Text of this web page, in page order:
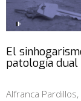
El
patología dual
Alfranca Pardillos,